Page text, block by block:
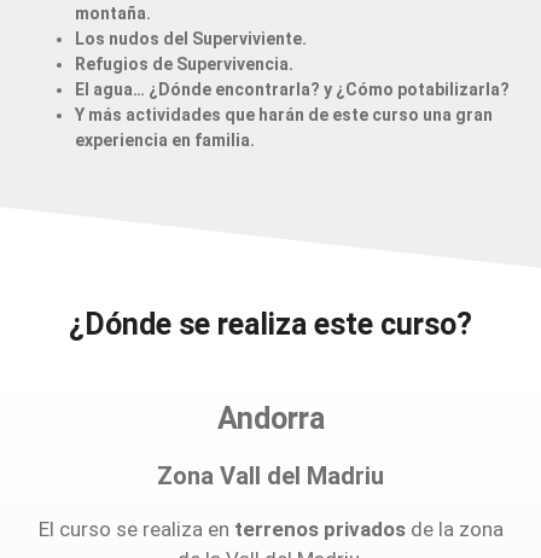
montaña.
Los nudos del Superviviente.
Refugios de Supervivencia.
El agua… ¿Dónde encontrarla? y ¿Cómo potabilizarla?
Y más actividades que harán de este curso una gran
experiencia en familia.
¿Dónde se realiza este curso?
Andorra
Zona Vall del Madriu
El curso se realiza en terrenos privadosde la zona